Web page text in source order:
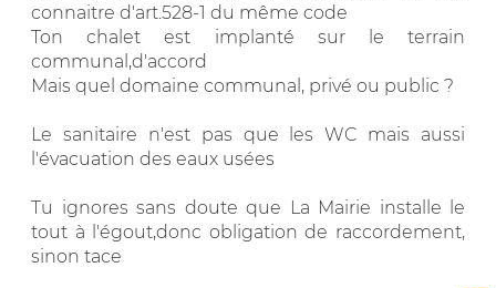
connaitre d'art.528-1 du même code
Ton chalet est implanté sur le terrain
communal,d'accord
Mais quel domaine communal, privé ou public ?
Le sanitaire n'est pas que les WC mais aussi
l'évacuation des eaux usées
Tu ignores sans doute que La Mairie installe le
tout à l'égout,donc obligation de raccordement,
sinon tace